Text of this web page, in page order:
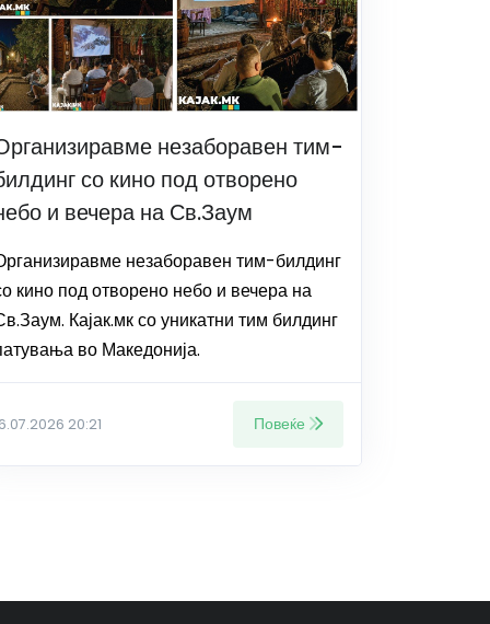
незаборавен тим-
со кино под отворено
и вечера на Св.Заум
незаборавен тим-билдинг
кино под отворено небо и вечера на
Кајак.мк со уникатни тим билдинг
во Македонија.
20:21 Повеќе